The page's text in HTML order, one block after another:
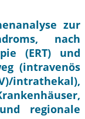
zur
nach
(ERT) und
(intravenös
intrathekal),
regionale